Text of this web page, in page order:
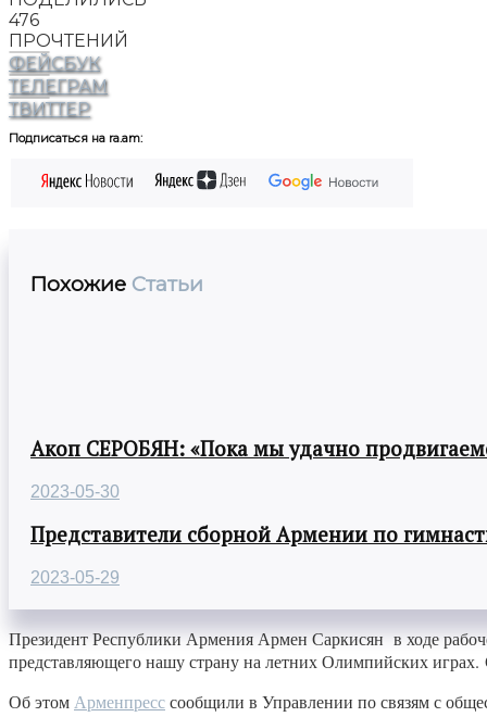
476
ПРОЧТЕНИЙ
ФЕЙСБУК
ТЕЛЕГРАМ
ТВИТТЕР
Подписаться на ra.am:
Похожие Статьи
Акоп СЕРОБЯН: «Пока мы удачно
2023-05-30
Представители сборной Армении по
2023-05-29
Президент Республики Армения Армен Саркисян в ходе
представляющего нашу страну на летних Олимпийских
Об этом Арменпресссообщили в Управлении по связям с